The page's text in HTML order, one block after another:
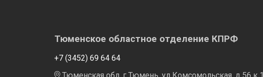
Тюменское областное отделение КПРФ
+7 (3452) 69 64 64